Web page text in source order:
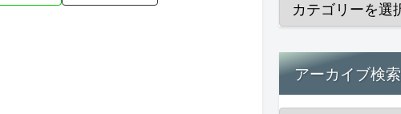
アーカイブ検索